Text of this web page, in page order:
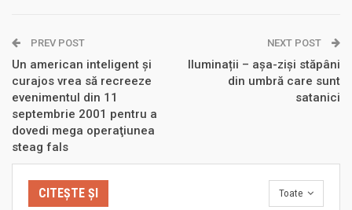
PREV POST
Un american inteligent și
curajos vrea să recreeze
evenimentul din 11
septembrie 2001 pentru a
dovedi mega operaţiunea
steag fals
NEXT POST
Iluminații – aşa-ziși stăpâni
din umbră care sunt
satanici
Toate
CITEȘTE ȘI